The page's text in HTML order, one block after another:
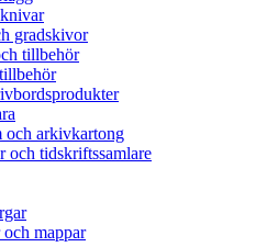
gradskivor
tillbehör
och arkivkartong
och tidskriftssamlare
mappar